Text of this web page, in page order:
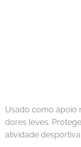
Usado como apoio
dores leves.
atividade desportiva.